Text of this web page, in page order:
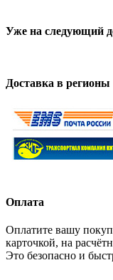
Уже на следующий
Доставка в регионы
Оплата
Оплатите вашу
карточкой, на
Это безопасно и